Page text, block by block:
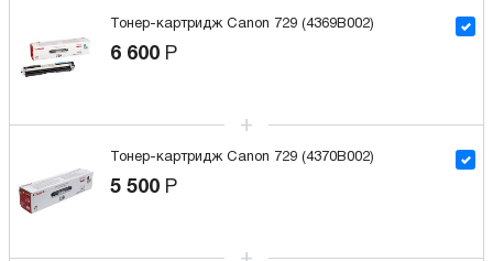
Тонер-картридж Canon 729 (4369B002)
6 600 Р
Тонер-картридж Canon 729 (4370B002)
5 500 Р